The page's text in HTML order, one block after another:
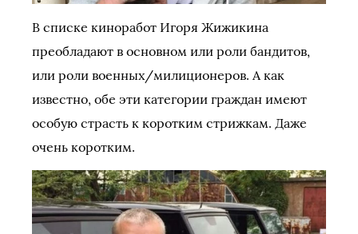
В списке киноработ Игоря Жижикина
преобладают в основном или роли бандитов,
или роли военных/милиционеров. А как
известно, обе эти категории граждан имеют
особую страсть к коротким стрижкам. Даже
очень коротким.